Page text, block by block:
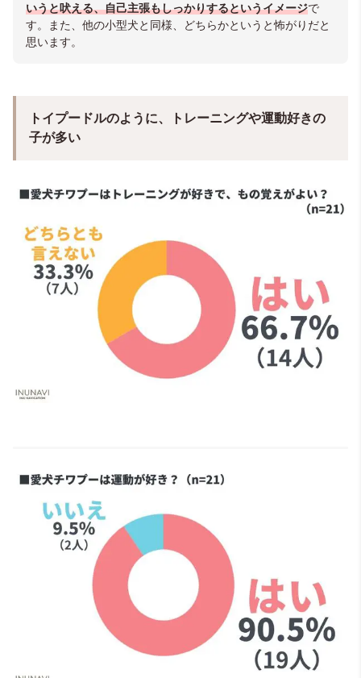
いうと吠える、自己主張もしっかりするというイメージで
す。また、 他の小型犬と同様、どちらかというと怖がりだと
思います。
トイプードルのように、トレーニングや運動好きの
子が多い